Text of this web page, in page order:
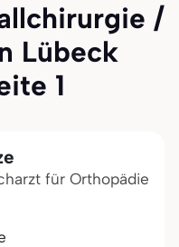
/
Lübeck
1
für Orthopädie